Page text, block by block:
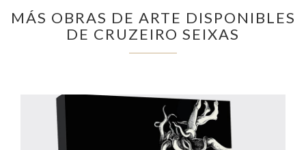
MÁS OBRAS DE ARTE DISPONIBLES
DE CRUZEIRO SEIXAS